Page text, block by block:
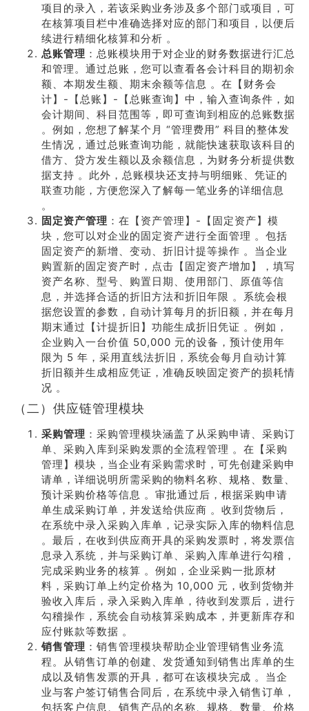
项目的录入，若该采购业务涉及多个部门或项目，可
在核算项目栏中准确选择对应的部门和项目，以便后
续进行精细化核算和分析 。
总账管理 ：总账模块用于对企业的财务数据进行汇总
和管理。通过总账，您可以查看各会计科目的期初余
额、本期发生额、期末余额等信息 。在【财务会
计】-【总账】-【总账查询】中，输入查询条件，如
会计期间、科目范围等，即可查询到相应的总账数据
。例如，您想了解某个月 “管理费用” 科目的整体发
生情况，通过总账查询功能，就能快速获取该科目的
借方、贷方发生额以及余额信息，为财务分析提供数
据支持 。此外，总账模块还支持与明细账、凭证的
联查功能，方便您深入了解每一笔业务的详细信息
。
固定资产管理 ：在【资产管理】-【固定资产】模
块，您可以对企业的固定资产进行全面管理 。包括
固定资产的新增、变动、折旧计提等操作 。当企业
购置新的固定资产时，点击【固定资产增加】，填写
资产名称、型号、购置日期、使用部门、原值等信
息，并选择合适的折旧方法和折旧年限 。系统会根
据您设置的参数，自动计算每月的折旧额，并在每月
期末通过【计提折旧】功能生成折旧凭证 。例如，
企业购入一台价值 50,000 元的设备，预计使用年
限为 5 年，采用直线法折旧，系统会每月自动计算
折旧额并生成相应凭证，准确反映固定资产的损耗情
况 。
（二）供应链管理模块
采购管理 ：采购管理模块涵盖了从采购申请、采购订
单、采购入库到采购发票的全流程管理 。在【采购
管理】模块，当企业有采购需求时，可先创建采购申
请单，详细说明所需采购的物料名称、规格、数量、
预计采购价格等信息 。审批通过后，根据采购申请
单生成采购订单，并发送给供应商 。收到货物后，
在系统中录入采购入库单，记录实际入库的物料信息
。最后，在收到供应商开具的采购发票时，将发票信
息录入系统，并与采购订单、采购入库单进行勾稽，
完成采购业务的核算 。例如，企业采购一批原材
料，采购订单上约定价格为 10,000 元，收到货物并
验收入库后，录入采购入库单，待收到发票后，进行
勾稽操作，系统会自动核算采购成本，并更新库存和
应付账款等数据 。
销售管理 ：销售管理模块帮助企业管理销售业务流
程。从销售订单的创建、发货通知到销售出库单的生
成以及销售发票的开具，都可在该模块完成 。当企
业与客户签订销售合同后，在系统中录入销售订单，
包括客户信息、销售产品的名称、规格、数量、价格